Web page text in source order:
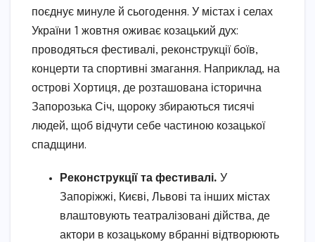
поєднує минуле й сьогодення. У містах і селах
України 1 жовтня оживає козацький дух:
проводяться фестивалі, реконструкції боїв,
концерти та спортивні змагання. Наприклад, на
острові Хортиця, де розташована історична
Запорозька Січ, щороку збираються тисячі
людей, щоб відчути себе частиною козацької
спадщини.
Реконструкції та фестивалі. У
Запоріжжі, Києві, Львові та інших містах
влаштовують театралізовані дійства, де
актори в козацькому вбранні відтворюють